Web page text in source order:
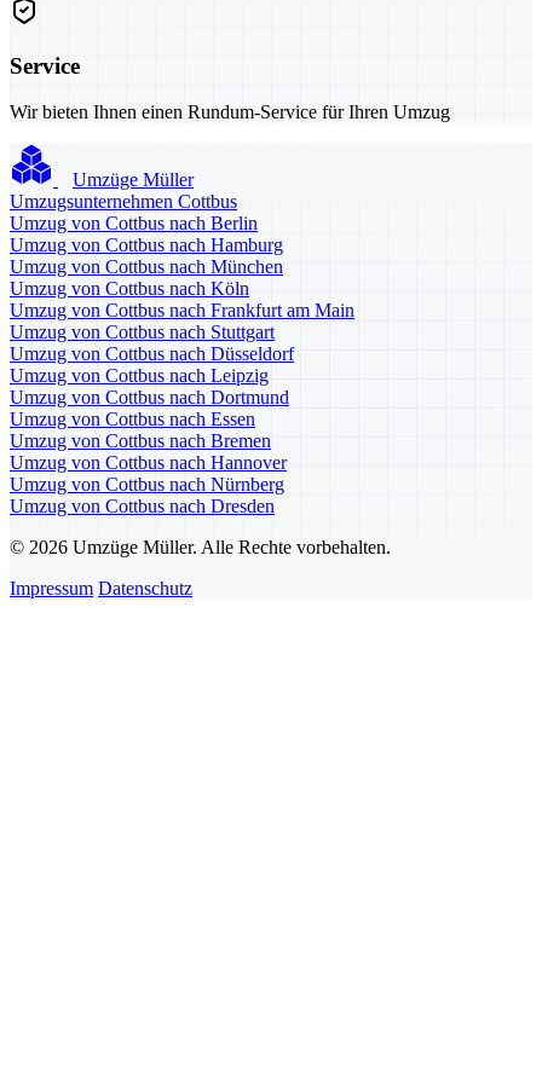
Service
Wir bieten Ihnen einen Rundum-Service für Ihren Umzug
Umzüge Müller
Umzugsunternehmen Cottbus
Umzug von Cottbus nach Berlin
Umzug von Cottbus nach Hamburg
Umzug von Cottbus nach München
Umzug von Cottbus nach Köln
Umzug von Cottbus nach Frankfurt am Main
Umzug von Cottbus nach Stuttgart
Umzug von Cottbus nach Düsseldorf
Umzug von Cottbus nach Leipzig
Umzug von Cottbus nach Dortmund
Umzug von Cottbus nach Essen
Umzug von Cottbus nach Bremen
Umzug von Cottbus nach Hannover
Umzug von Cottbus nach Nürnberg
Umzug von Cottbus nach Dresden
© 2026 Umzüge Müller. Alle Rechte vorbehalten.
Impressum Datenschutz